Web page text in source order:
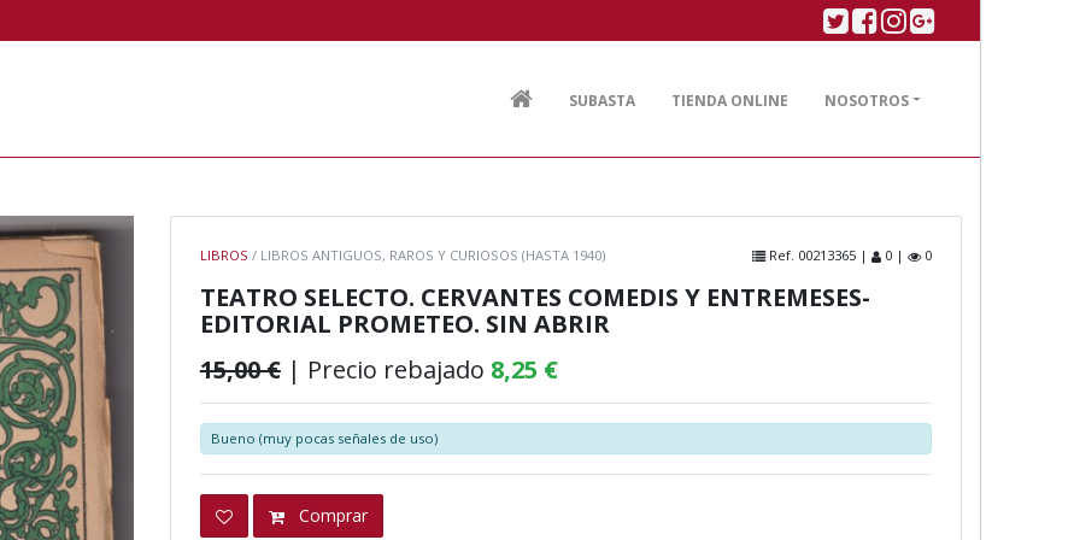
Twitter
Facebook
Linkedin
Google plus
SUBASTA TIENDA ONLINE NOSOTROS
LIBROS / LIBROS ANTIGUOS, RAROS Y CURIOSOS (HASTA 1940)
TEATRO SELECTO. CERVANTES COMEDIS Y ENTREMESES-
EDITORIAL PROMETEO. SIN ABRIR
15,00 € | Precio rebajado 8,25 €
Ref. 00213365 | 0 | 0
Bueno (muy pocas señales de uso)
Comprar